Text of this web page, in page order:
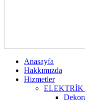
Anasayfa
Hakkımızda
Hizmetler